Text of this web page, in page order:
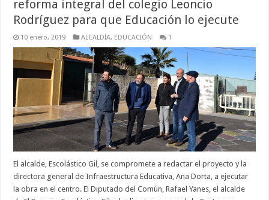
reforma integral del colegio Leoncio
Rodríguez para que Educación lo ejecute
10 enero, 2019 ALCALDÍA, EDUCACIÓN 1
El alcalde, Escolástico Gil, se compromete a redactar el proyecto y la
directora general de Infraestructura Educativa, Ana Dorta, a ejecutar
la obra en el centro. El Diputado del Común, Rafael Yanes, el alcalde